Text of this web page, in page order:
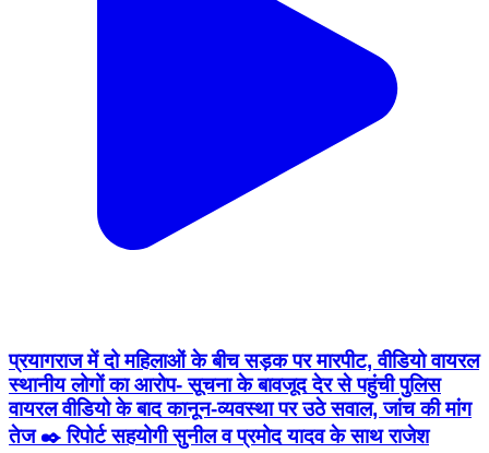
प्रयागराज में दो महिलाओं के बीच सड़क पर मारपीट, वीडियो वायरल
स्थानीय लोगों का आरोप- सूचना के बावजूद देर से पहुंची पुलिस
वायरल वीडियो के बाद कानून-व्यवस्था पर उठे सवाल, जांच की मांग
तेज ✒️ रिपोर्ट सहयोगी सुनील व प्रमोद यादव के साथ राजेश